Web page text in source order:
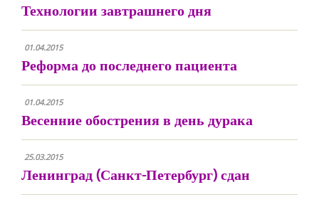
Технологии завтрашнего дня
01.04.2015
Реформа до последнего пациента
01.04.2015
Весенние обострения в день дурака
25.03.2015
Ленинград (Санкт-Петербург) сдан